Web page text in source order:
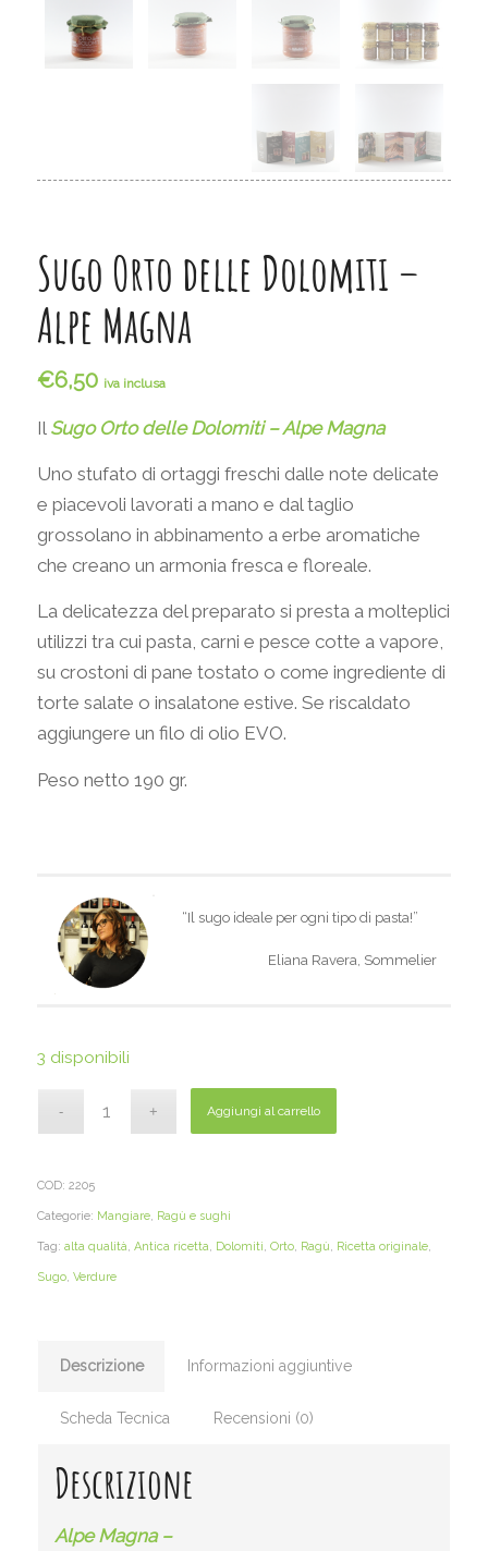
Sugo Orto delle Dolomiti –
Alpe Magna
€6,50 iva inclusa
Il Sugo Orto delle Dolomiti – Alpe Magna
Uno stufato di ortaggi freschi dalle note delicate
e piacevoli lavorati a mano e dal taglio
grossolano in abbinamento a erbe aromatiche
che creano un armonia fresca e floreale.
La delicatezza del preparato si presta a molteplici
utilizzi tra cui pasta, carni e pesce cotte a vapore,
su crostoni di pane tostato o come ingrediente di
torte salate o insalatone estive. Se riscaldato
aggiungere un filo di olio EVO.
Peso netto 190 gr.
“Il sugo ideale per ogni tipo di pasta!”
Eliana Ravera, Sommelier
3 disponibili
Aggiungi al carrello
COD: 2205
Categorie: Mangiare, Ragù e sughi
Tag: alta qualità, Antica ricetta, Dolomiti, Orto, Ragù, Ricetta originale,
Sugo, Verdure
Descrizione Informazioni aggiuntive
Scheda Tecnica Recensioni (0)
Descrizione
Alpe Magna –